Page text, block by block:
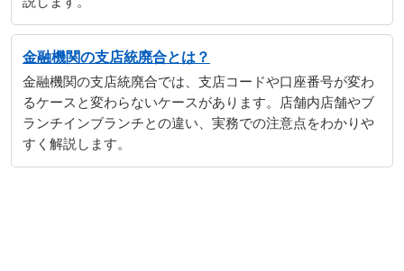
金融機関の支店統廃合とは？
金融機関の支店統廃合では、支店コードや口座番号が変わ
るケースと変わらないケースがあります。店舗内店舗やブ
ランチインブランチとの違い、実務での注意点をわかりや
すく解説します。